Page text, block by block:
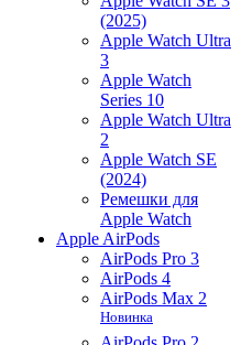
(2025)
Apple Watch Ultra
3
Apple Watch
Series 10
Apple Watch Ultra
2
Apple Watch SE
(2024)
Ремешки для
Apple Watch
Apple AirPods
AirPods Pro 3
AirPods 4
AirPods Max 2
Новинка